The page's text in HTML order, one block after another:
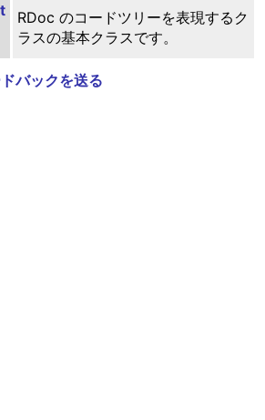
RDoc のコードツリーを表現するク
ラスの基本クラスです。
バックを送る